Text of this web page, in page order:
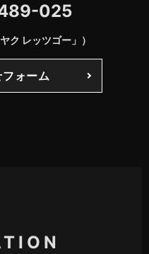
025
ク レッツゴー」）
ォーム